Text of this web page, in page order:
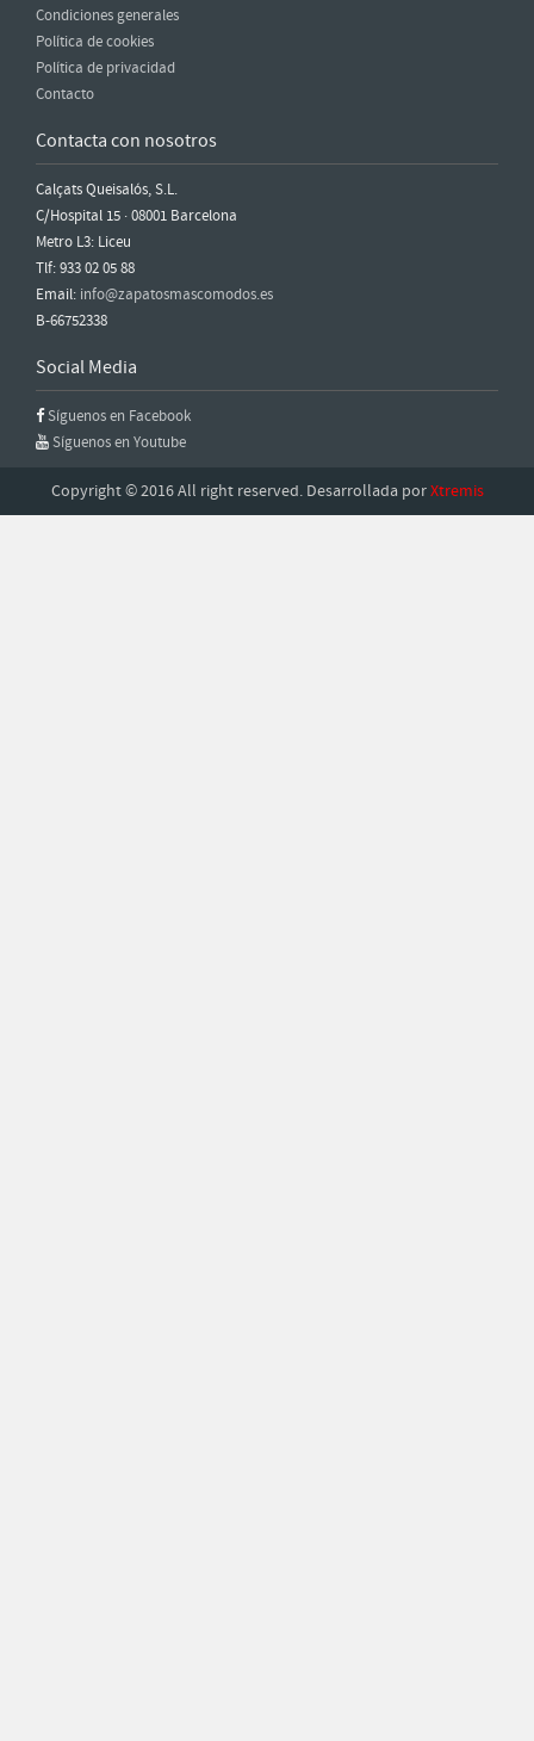
Condiciones generales
Política de cookies
Política de privacidad
Contacto
Contacta con nosotros
Calçats Queisalós, S.L.
C/Hospital 15 · 08001 Barcelona
Metro L3: Liceu
Tlf: 933 02 05 88
Email: info@zapatosmascomodos.es
B-66752338
Social Media
Síguenos en Facebook
Síguenos en Youtube
Copyright © 2016 All right reserved. Desarrollada porXtremis